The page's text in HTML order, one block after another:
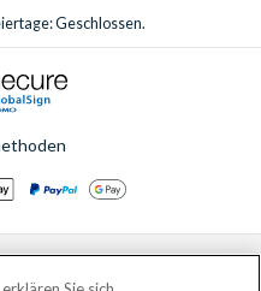
Geschlossen.
2002 - 2026
House, 2 Lower Mortlake Road,